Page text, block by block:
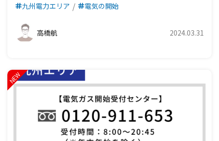
九州電力エリア 電気の開始
高橋航 2024.03.31